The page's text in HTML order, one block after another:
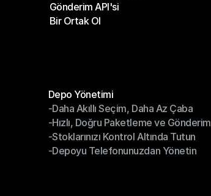
E-Ticaret Platformları
Gönderim API'si
Gönderim API'si
Bir Ortak Ol
Depo Yönetimi
Depo Yönetimi
-Daha Akıllı Seçim, Daha Az Çaba
-Daha Akıllı Seçim, Daha Az Çaba
-Hızlı, Doğru Paketleme ve Gönderim
-Hızlı, Doğru Paketleme ve Gönderim
-Stoklarınızı Kontrol Altında Tutun
-Stoklarınızı Kontrol Altında Tutun
-Depoyu Telefonunuzdan Yönetin